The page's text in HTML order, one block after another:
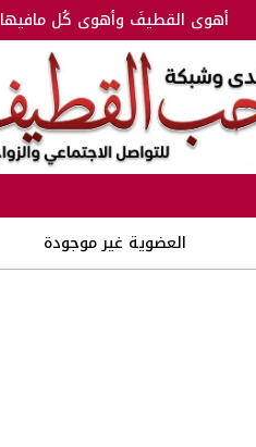
أهوى القطيفَ وأهوى كُل مافيها
العضوية غير موجودة